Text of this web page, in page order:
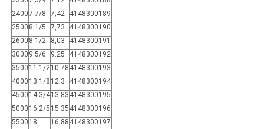
24007 7/8 7,42
4148300189
2500 8 1/5 7,73
4148300190
2600 8 1/2 8,03
4148300191
3000 9 5/6 9.25
4148300192
3500 11 1/210.78 4148300193
4000 13 1/8 12.3
4148300194
4500 14 3/413,83 4148300195
5000 16 2/5 15.35 4148300196
5500 18 16,88 4148300197